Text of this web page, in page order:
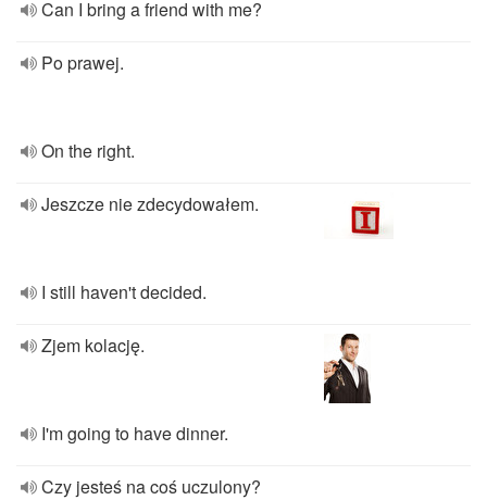
Can I bring a friend with me?
Po prawej.
On the right.
Jeszcze nie zdecydowałem.
I still haven't decided.
Zjem kolację.
I'm going to have dinner.
Czy jesteś na coś uczulony?